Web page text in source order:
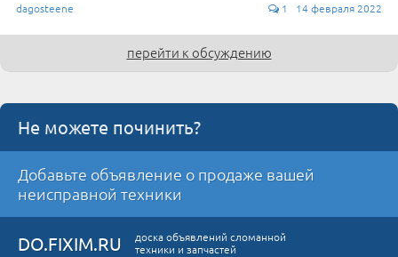
dagosteene 1 14 февраля 2022
перейти к обсуждению
Не можете починить?
Добавьте объявление о продаже вашей
неисправной техники
DO.FIXIM.RU
доска объявлений сломанной
техники и запчастей